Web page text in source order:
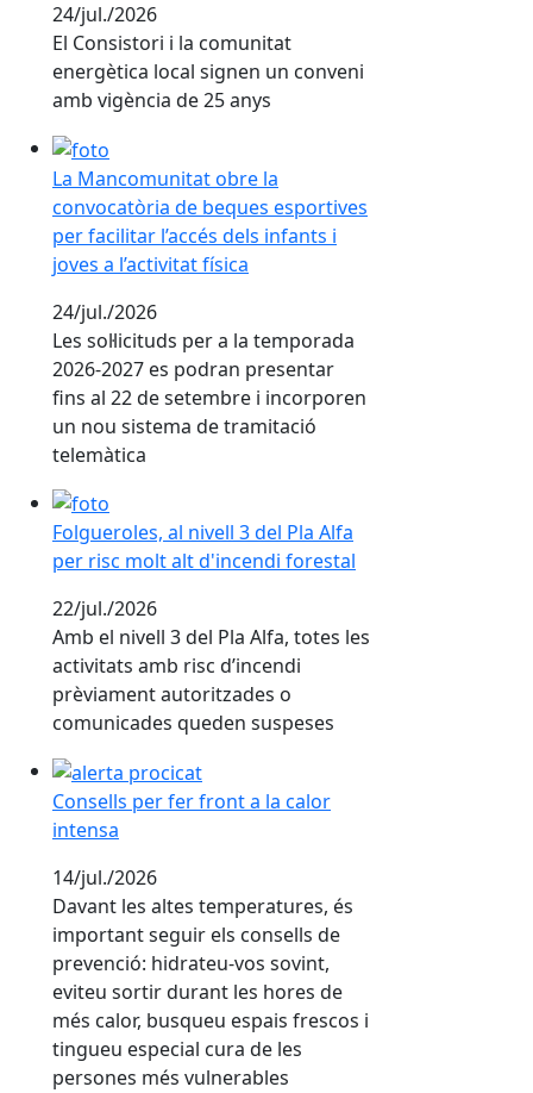
24/jul./2026
El Consistori i la comunitat
energètica local signen un conveni
amb vigència de 25 anys
La Mancomunitat obre la convocatòria de beques
La Mancomunitat obre la
convocatòria de beques esportives
per facilitar l’accés dels infants i
joves a l’activitat física
24/jul./2026
Les sol·licituds per a la temporada
2026-2027 es podran presentar
fins al 22 de setembre i incorporen
un nou sistema de tramitació
telemàtica
Folgueroles, al nivell 3 del Pla Alfa per risc molt alt
Folgueroles, al nivell 3 del Pla Alfa
per risc molt alt d'incendi forestal
22/jul./2026
Amb el nivell 3 del Pla Alfa, totes les
activitats amb risc d’incendi
prèviament autoritzades o
comunicades queden suspeses
Consells per fer front a la calor intensa
Consells per fer front a la calor
intensa
14/jul./2026
Davant les altes temperatures, és
important seguir els consells de
prevenció: hidrateu-vos sovint,
eviteu sortir durant les hores de
més calor, busqueu espais frescos i
tingueu especial cura de les
persones més vulnerables